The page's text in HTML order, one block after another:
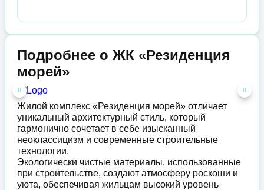
Подробнее о ЖК «Резиденция
морей»
Жилой комплекс «Резиденция морей» отличает
уникальный архитектурный стиль, который
гармонично сочетает в себе изысканный
неоклассицизм и современные строительные
технологии.
Экологически чистые материалы, использованные
при строительстве, создают атмосферу роскоши и
уюта, обеспечивая жильцам высокий уровень